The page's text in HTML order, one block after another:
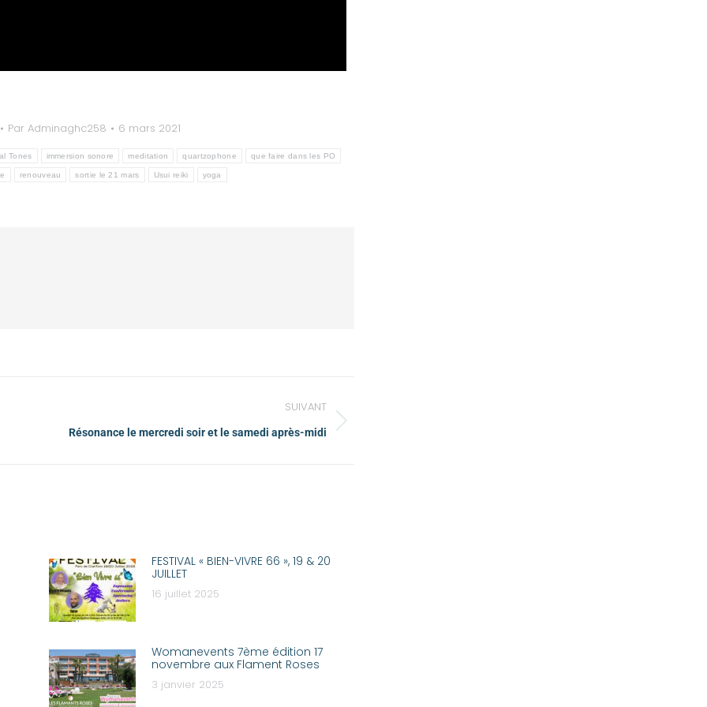
Par Adminaghc258 6 mars 2021
Tones immersion sonore meditation quartzophone que faire dans les PO
renouveau sortie le 21 mars Usui reiki yoga
SUIVANT
Résonance le mercredi soir et le samedi après-midi
FESTIVAL « BIEN-VIVRE 66 », 19 & 20
JUILLET
16 juillet 2025
Womanevents 7ème édition 17
novembre aux Flament Roses
3 janvier 2025